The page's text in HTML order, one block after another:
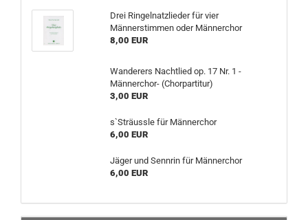
Drei Ringelnatzlieder für vier
Männerstimmen oder Männerchor
8,00 EUR
Wanderers Nachtlied op. 17 Nr. 1 -
Männerchor- (Chorpartitur)
3,00 EUR
s`Sträussle für Männerchor
6,00 EUR
Jäger und Sennrin für Männerchor
6,00 EUR